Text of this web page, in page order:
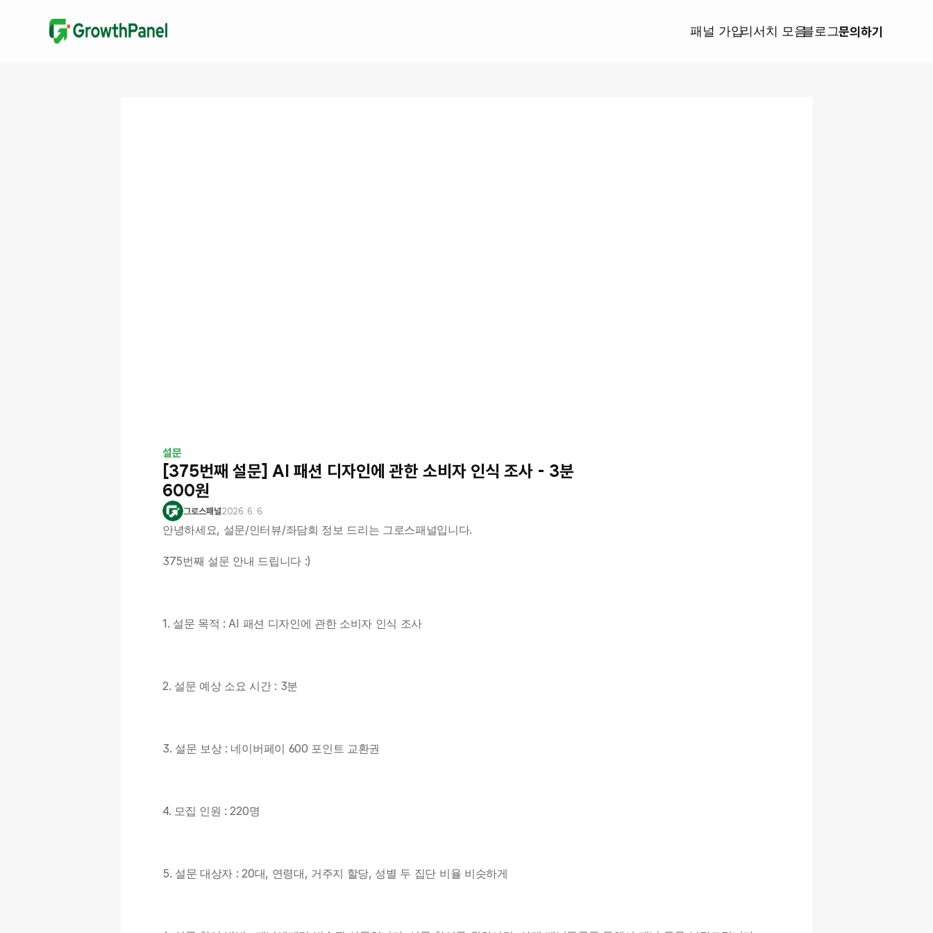
패널 가입리서치 모음블로그문의하기
설문
[375번째 설문] AI 패션 디자인에 관한 소비자 인식 조사 - 3분
600원
그로스패널2026. 6. 6.
안녕하세요, 설문/인터뷰/좌담회 정보 드리는 그로스패널입니다.
375번째 설문 안내 드립니다 :)
1. 설문 목적 : AI 패션 디자인에 관한 소비자 인식 조사
2. 설문 예상 소요 시간 : 3분
3. 설문 보상 : 네이버페이 600 포인트 교환권
4. 모집 인원 : 220명
5. 설문 대상자 : 20대, 연령대, 거주지 할당, 성별 두 집단 비율 비슷하게